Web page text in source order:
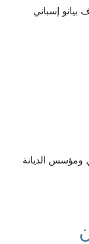
إسباني
ومؤسس الديانة